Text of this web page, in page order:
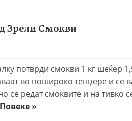
Зрели Смокви
потврди смокви 1 кг шеќер
во пошироко тенџере и се
се редат смоквите и на тивко
»